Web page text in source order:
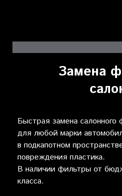
Замена
Быстрая замена салонного
для любой марки
в подкапотном
повреждения пластика.
В наличии фильтры от
класса.